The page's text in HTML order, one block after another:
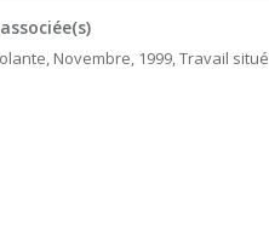
Novembre, 1999, Travail situé